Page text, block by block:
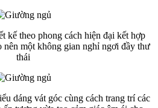
kế theo phong cách hiện đại kết hợp
nên một không gian nghỉ ngơi đầy thư
thái
dáng vát góc cùng cách trang trí các